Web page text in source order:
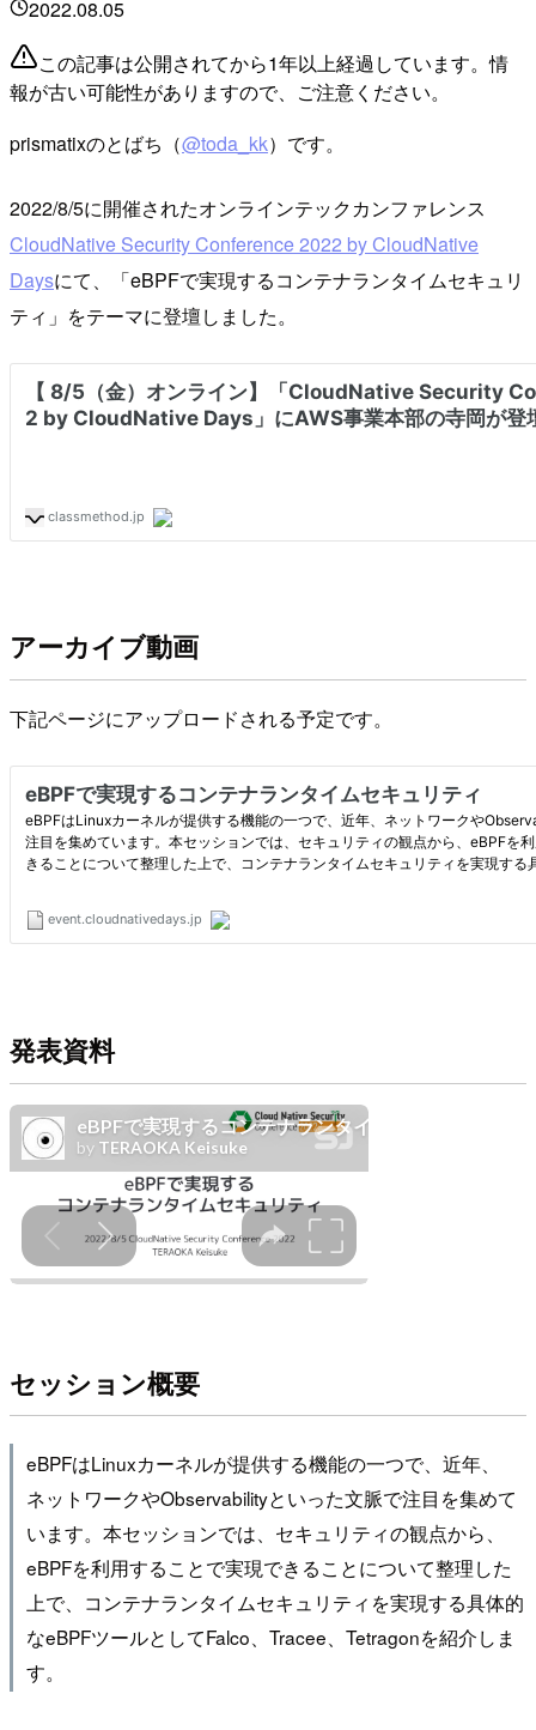
2022.08.05
この記事は公開されてから1年以上経過しています。情
報が古い可能性がありますので、ご注意ください。
prismatixのとばち（@toda_kk）です。
2022/8/5に開催されたオンラインテックカンファレンス
CloudNative Security Conference 2022 by CloudNative
Daysにて、「eBPFで実現するコンテナランタイムセキュリ
ティ」をテーマに登壇しました。
アーカイブ動画
下記ページにアップロードされる予定です。
発表資料
セッション概要
eBPFはLinuxカーネルが提供する機能の一つで、近年、
ネットワークやObservabilityといった文脈で注目を集めて
います。本セッションでは、セキュリティの観点から、
eBPFを利用することで実現できることについて整理した
上で、コンテナランタイムセキュリティを実現する具体的
なeBPFツールとしてFalco、Tracee、Tetragonを紹介しま
す。